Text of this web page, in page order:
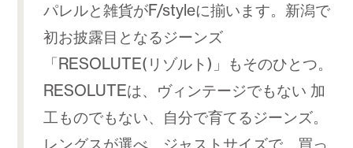
パレルと雑貨がF/styleに揃います。新潟で
初お披露目となるジーンズ
「RESOLUTE(リゾルト)」もそのひとつ。
RESOLUTEは、ヴィンテージでもない 加
工ものでもない、自分で育てるジーンズ。